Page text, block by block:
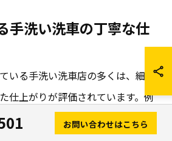
手洗い洗車の丁寧な仕
いる手洗い洗車店の多くは、細か
仕上がりが評価されています。例
イールの裏までピカピカになっ
お問い合わせはこちら